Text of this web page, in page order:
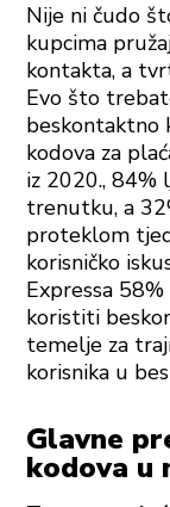
Nije ni čudo
kupcima
kontakta, a
Evo što
beskontaktno
kodova za
iz 2020., 84%
trenutku, a
proteklom
korisničko
Expressa
koristiti
temelje za
korisnika u
Glavne
kodova u